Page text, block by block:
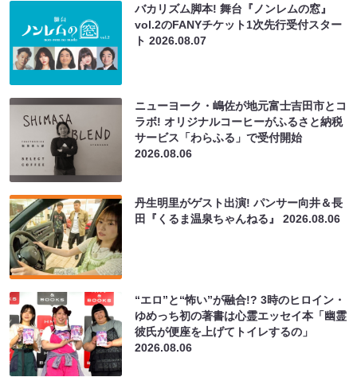
バカリズム脚本! 舞台『ノンレムの窓』
vol.2のFANYチケット1次先行受付スター
ト2026.08.07
ニューヨーク・嶋佐が地元富士吉田市とコ
ラボ! オリジナルコーヒーがふるさと納税
サービス「わらふる」で受付開始
2026.08.06
丹生明里がゲスト出演! パンサー向井＆長
田『くるま温泉ちゃんねる』2026.08.06
“エロ”と“怖い”が融合!? 3時のヒロイン・
ゆめっち初の著書は心霊エッセイ本「幽霊
彼氏が便座を上げてトイレするの」
2026.08.06